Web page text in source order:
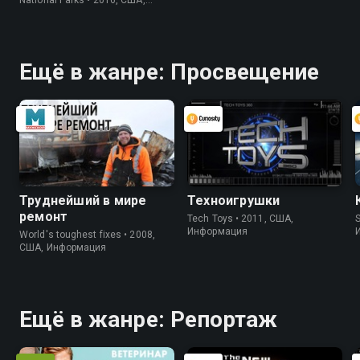
Ещё в жанре: Просвещение
Труднейший в мире
ремонт
World's toughest fixes • 2008,
США, Информация
Техноигрушки
Tech Toys • 2011, США,
Информация
Ещё в жанре: Репортаж